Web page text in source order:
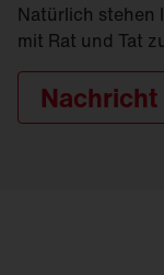
Natürlich stehen
mit Rat und Tat